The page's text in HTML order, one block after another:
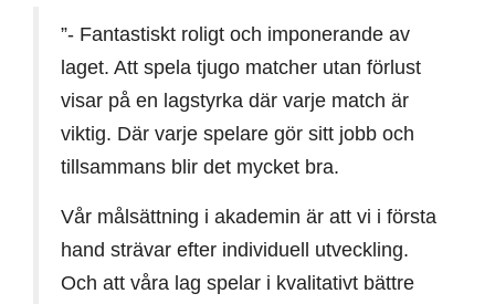
”- Fantastiskt roligt och imponerande av
laget. Att spela tjugo matcher utan förlust
visar på en lagstyrka där varje match är
viktig. Där varje spelare gör sitt jobb och
tillsammans blir det mycket bra.
Vår målsättning i akademin är att vi i första
hand strävar efter individuell utveckling.
Och att våra lag spelar i kvalitativt bättre